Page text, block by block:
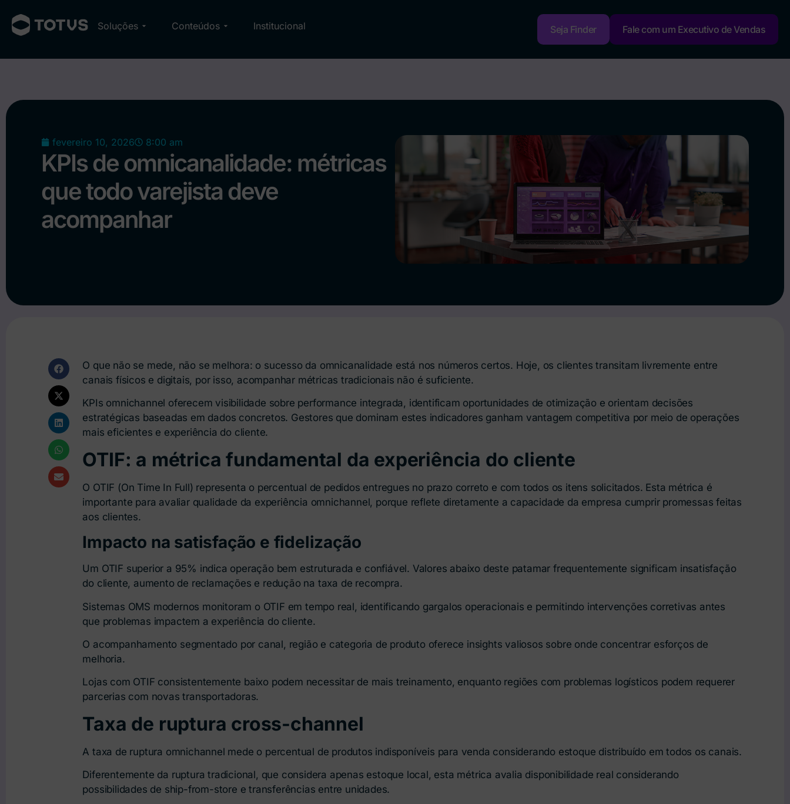
Soluções Conteúdos Institucional Seja Finder Fale com um Executivo de Vendas
fevereiro 10, 2026 8:00 am
KPIs de omnicanalidade: métricas
que todo varejista deve
acompanhar
O que não se mede, não se melhora: o sucesso da omnicanalidade está nos números certos. Hoje, os clientes transitam livremente entre
canais físicos e digitais, por isso, acompanhar métricas tradicionais não é suficiente.
KPIs omnichannel oferecem visibilidade sobre performance integrada, identificam oportunidades de otimização e orientam decisões
estratégicas baseadas em dados concretos. Gestores que dominam estes indicadores ganham vantagem competitiva por meio de operações
mais eficientes e experiência do cliente.
OTIF: a métrica fundamental da experiência do cliente
O OTIF (On Time In Full) representa o percentual de pedidos entregues no prazo correto e com todos os itens solicitados. Esta métrica é
importante para avaliar qualidade da experiência omnichannel, porque reflete diretamente a capacidade da empresa cumprir promessas feitas
aos clientes.
Impacto na satisfação e fidelização
Um OTIF superior a 95% indica operação bem estruturada e confiável. Valores abaixo deste patamar frequentemente significam insatisfação
do cliente, aumento de reclamações e redução na taxa de recompra.
Sistemas OMS modernos monitoram o OTIF em tempo real, identificando gargalos operacionais e permitindo intervenções corretivas antes
que problemas impactem a experiência do cliente.
O acompanhamento segmentado por canal, região e categoria de produto oferece insights valiosos sobre onde concentrar esforços de
melhoria.
Lojas com OTIF consistentemente baixo podem necessitar de mais treinamento, enquanto regiões com problemas logísticos podem requerer
parcerias com novas transportadoras.
Taxa de ruptura cross-channel
A taxa de ruptura omnichannel mede o percentual de produtos indisponíveis para venda considerando estoque distribuído em todos os canais.
Diferentemente da ruptura tradicional, que considera apenas estoque local, esta métrica avalia disponibilidade real considerando
possibilidades de ship-from-store e transferências entre unidades.